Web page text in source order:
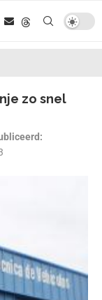
zo snel